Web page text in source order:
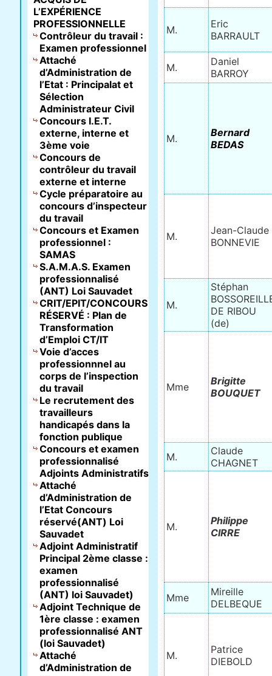
M.
Eric
BARRAULT
M.
Daniel
BARROY
M.
Bernard
BEDAS
M.
Jean-Claude
BONNEVIE
M.
Stéphan
DE RIBOU
(de)
Mme
Brigitte
BOUQUET
M.
Claude
CHAGNET
M.
Philippe
CIRRE
Mme
Mireille
DELBEQUE
M.
Patrice
DIEBOLD
L’EXPÉRIENCE
PROFESSIONNELLE
Contrôleur du travail :
Examen professionnel
Attaché
d’Administration de
l’Etat : Principalat et
Sélection
Administrateur Civil
Concours I.E.T.
externe, interne et
3ème voie
Concours de
contrôleur du travail
externe et interne
Cycle préparatoire au
concours d’inspecteur
du travail
Concours et Examen
professionnel :
SAMAS
S.A.M.A.S. Examen
professionnalisé
(ANT) Loi Sauvadet
CRIT/EPIT/CONCOURS
RÉSERVÉ : Plan de
Transformation
d’Emploi CT/IT
Voie d’acces
professionnnel au
corps de l’inspection
du travail
Le recrutement des
travailleurs
handicapés dans la
fonction publique
Concours et examen
professionnalisé
Adjoints Administratifs
Attaché
d’Administration de
l’Etat Concours
réservé(ANT) Loi
Sauvadet
Adjoint Administratif
Principal 2ème classe :
examen
professionnalisé
(ANT) loi Sauvadet)
Adjoint Technique de
1ère classe : examen
professionnalisé ANT
(loi Sauvadet)
Attaché
d’Administration de